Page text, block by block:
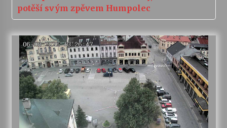
potěší svým zpěvem Humpolec